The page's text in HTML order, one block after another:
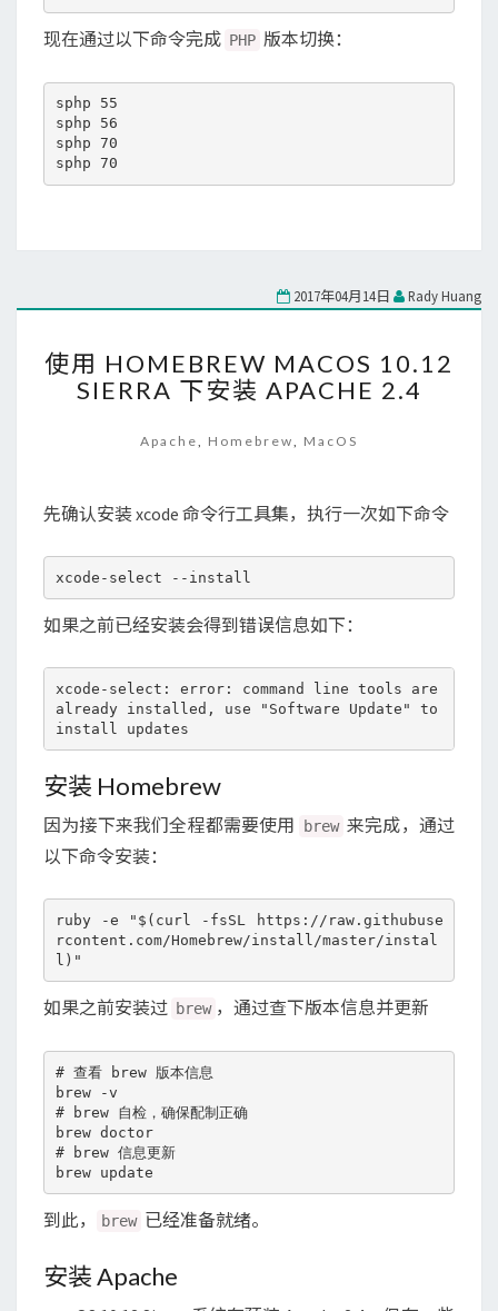
现在通过以下命令完成 PHP 版本切换：
sphp 55
sphp 56
sphp 70
2017年04月14日 Rady Huang
用
HOMEBREW
10.12
安
APACHE
2.4
使用 HOMEBREW MACOS 10.12
SIERRA 下安装 APACHE 2.4
Apache, Homebrew, MacOS
先确认安装 xcode 命令行工具集，执行一次如下命令
如果之前已经安装会得到错误信息如下：
xcode-select: error: command line tools are
already installed, use "Software Update" to
安装 Homebrew
因为接下来我们全程都需要使用 brew 来完成，通过
以下命令安装：
ruby -e "$(curl -fsSL https://raw.githubuse
rcontent.com/Homebrew/install/master/instal
如果之前安装过 brew ，通过查下版本信息并更新
# 查看 brew 版本信息
brew -v
# brew 自检，确保配制正确
brew doctor
# brew 信息更新
到此， brew 已经准备就绪。
安装 Apache